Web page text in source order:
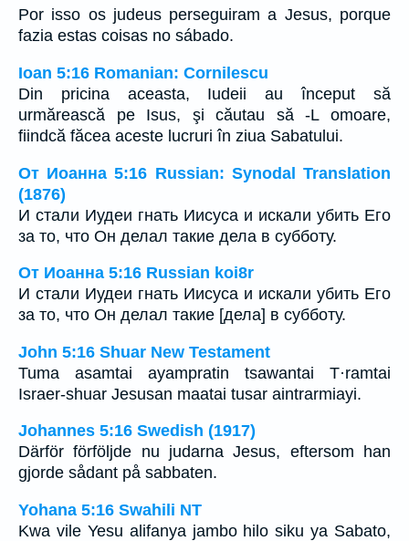
Por isso os judeus perseguiram a Jesus, porque
fazia estas coisas no sábado.
Ioan 5:16 Romanian: Cornilescu
Din pricina aceasta, Iudeii au început să
urmărească pe Isus, şi căutau să -L omoare,
fiindcă făcea aceste lucruri în ziua Sabatului.
От Иоанна 5:16 Russian: Synodal Translation
(1876)
И стали Иудеи гнать Иисуса и искали убить Его
за то, что Он делал такие дела в субботу.
От Иоанна 5:16 Russian koi8r
И стали Иудеи гнать Иисуса и искали убить Его
за то, что Он делал такие [дела] в субботу.
John 5:16 Shuar New Testament
Tuma asamtai ayampratin tsawantai T·ramtai
Israer-shuar Jesusan maatai tusar aintrarmiayi.
Johannes 5:16 Swedish (1917)
Därför förföljde nu judarna Jesus, eftersom han
gjorde sådant på sabbaten.
Yohana 5:16 Swahili NT
Kwa vile Yesu alifanya jambo hilo siku ya Sabato,